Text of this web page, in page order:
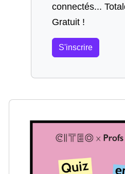
connectés...
Gratuit !
S'inscrire